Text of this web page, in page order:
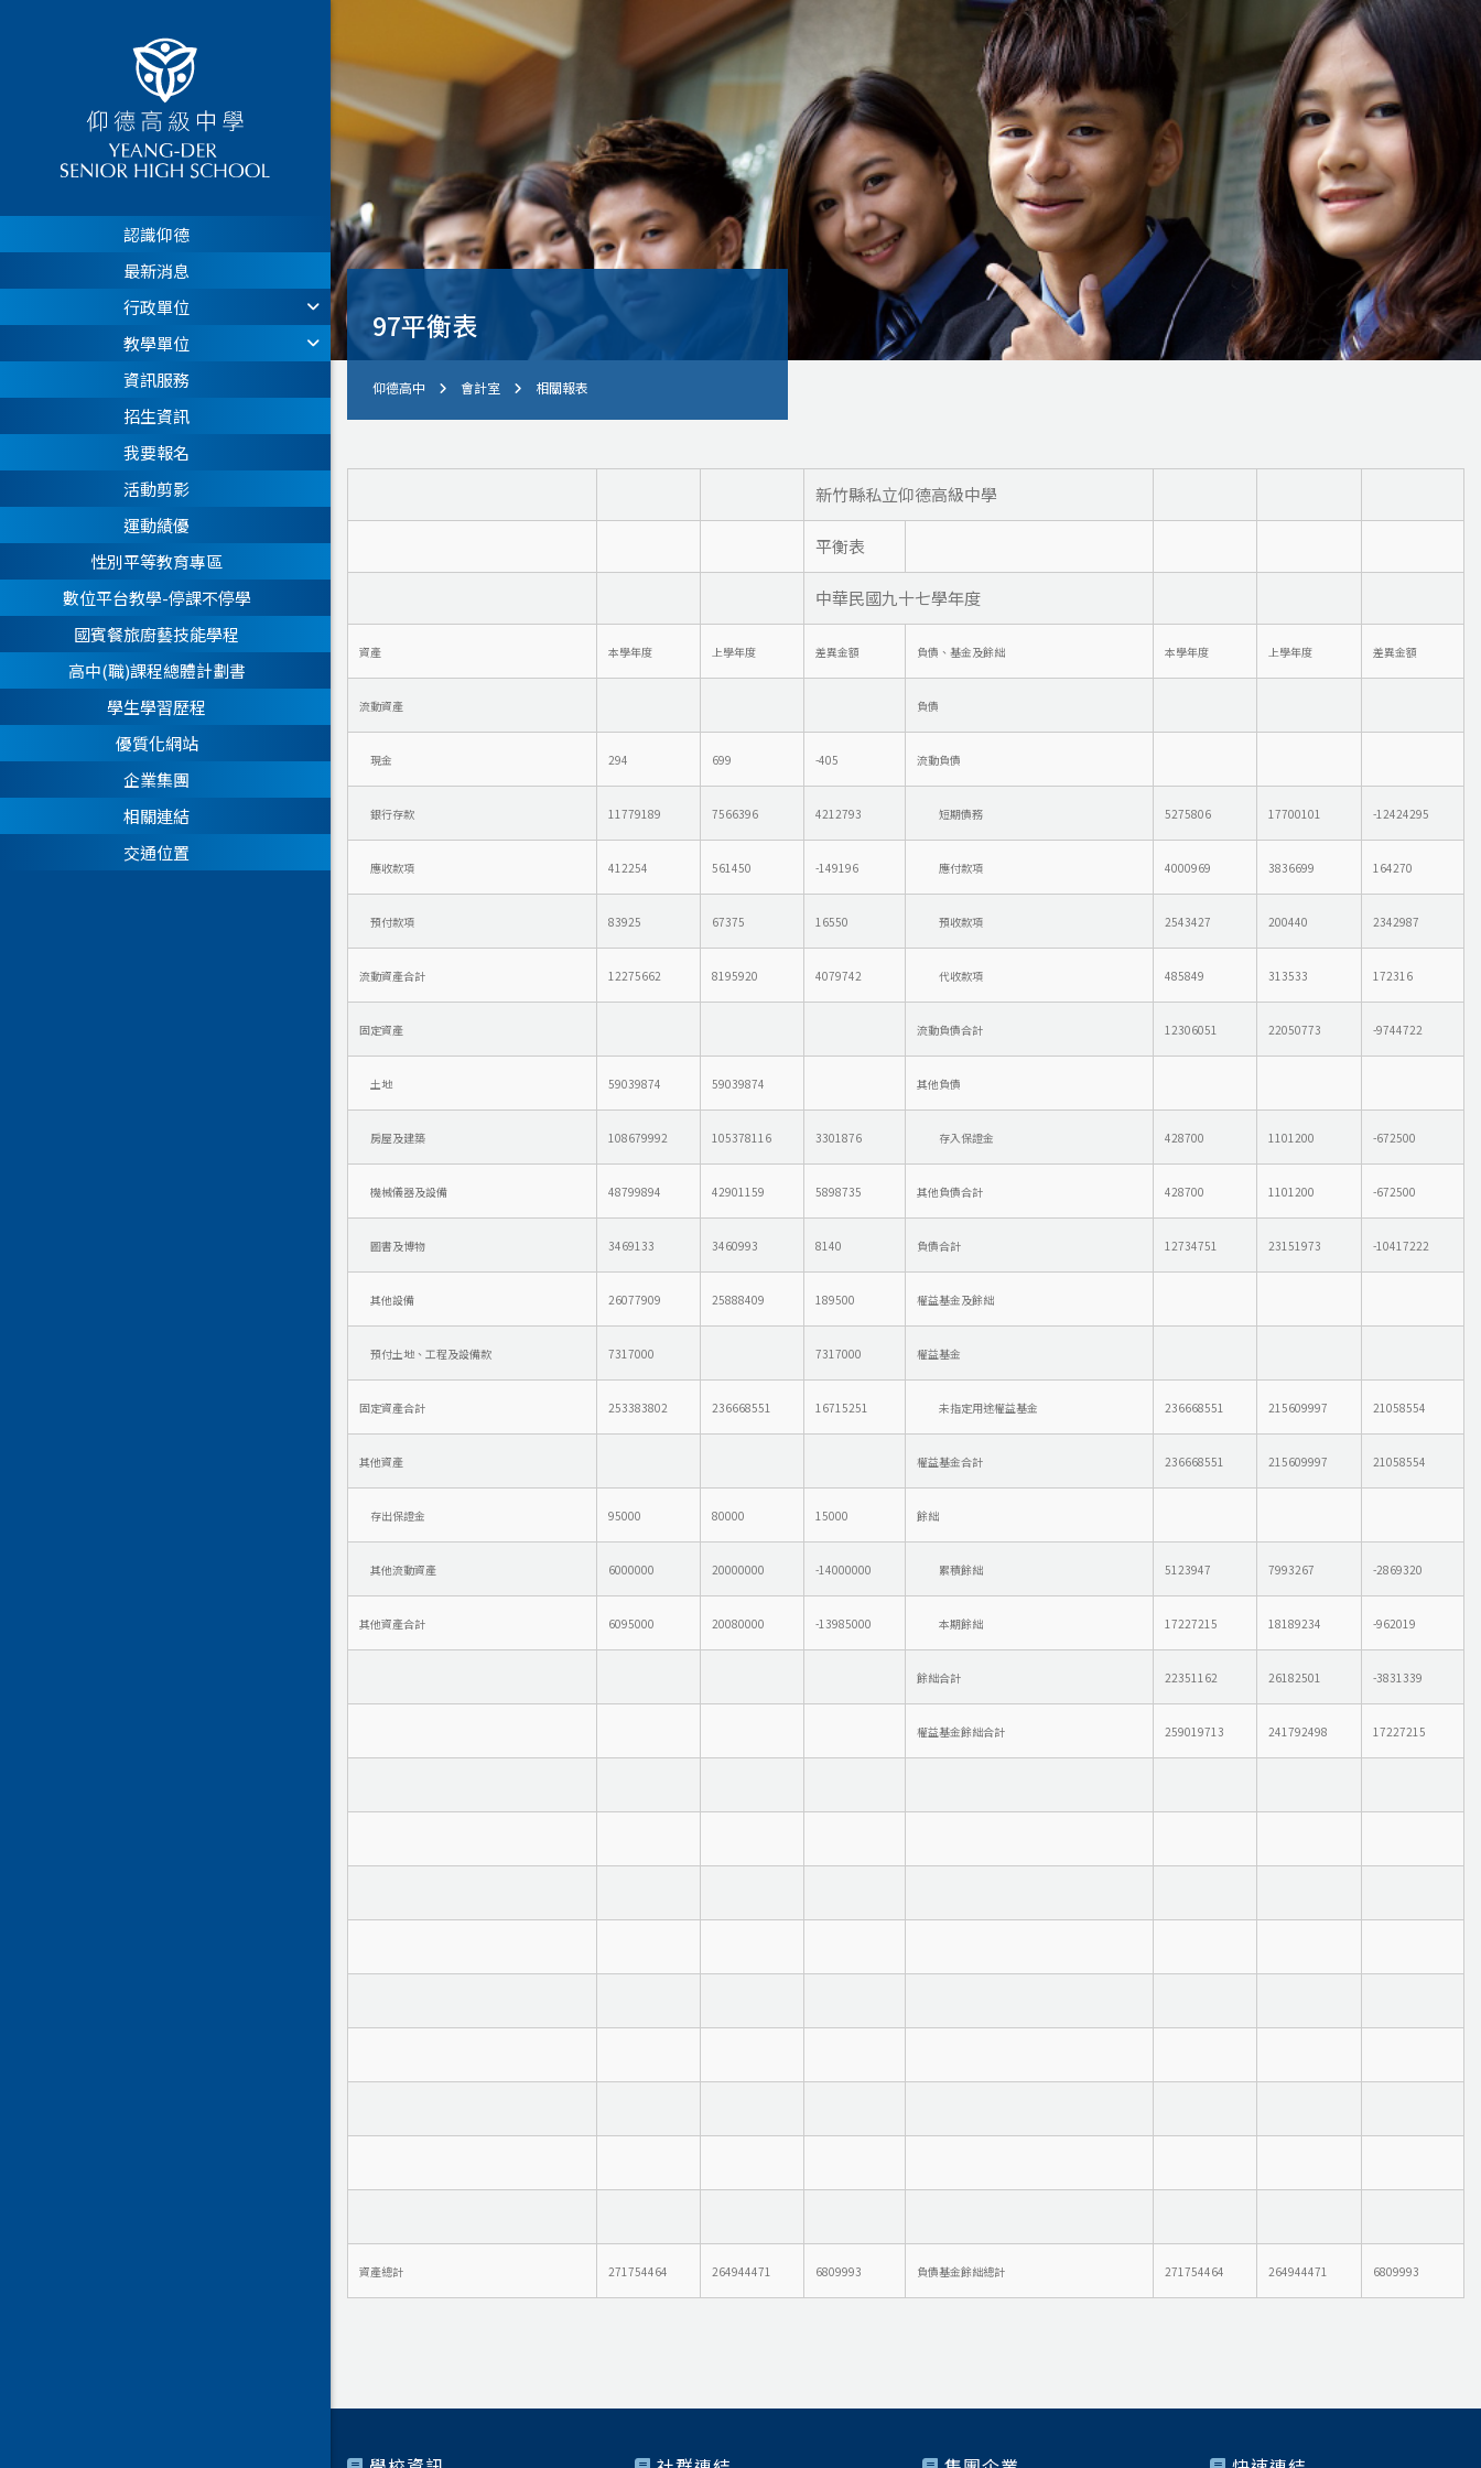
認識仰德
最新消息
行政單位
教學單位
資訊服務
招生資訊
我要報名
活動剪影
運動績優
性別平等教育專區
數位平台教學-停課不停學
國賓餐旅廚藝技能學程
高中(職)課程總體計劃書
學生學習歷程
優質化網站
企業集團
相關連結
交通位置
97平衡表
仰德高中 會計室 相關報表
新竹縣私立仰德高級中學
平衡表
中華民國九十七學年度
資產 本學年度 上學年度 差異金額 負債、基金及餘絀 本學年度 上學年度 差異金額
流動資產 負債
現金 294 699 -405 流動負債
銀行存款 11779189 7566396 4212793 短期債務 5275806 17700101 -12424295
應收款項 412254 561450 -149196 應付款項 4000969 3836699 164270
預付款項 83925 67375 16550 預收款項 2543427 200440 2342987
流動資產合計 12275662 8195920 4079742 代收款項 485849 313533 172316
固定資產 流動負債合計 12306051 22050773 -9744722
土地 59039874 59039874 其他負債
房屋及建築 108679992 105378116 3301876 存入保證金 428700 1101200 -672500
機械儀器及設備 48799894 42901159 5898735 其他負債合計 428700 1101200 -672500
圖書及博物 3469133 3460993 8140 負債合計 12734751 23151973 -10417222
其他設備 26077909 25888409 189500 權益基金及餘絀
預付土地、工程及設備款 7317000 7317000 權益基金
固定資產合計 253383802 236668551 16715251 未指定用途權益基金 236668551 215609997 21058554
其他資產 權益基金合計 236668551 215609997 21058554
存出保證金 95000 80000 15000 餘絀
其他流動資產 6000000 20000000 -14000000 累積餘絀 5123947 7993267 -2869320
其他資產合計 6095000 20080000 -13985000 本期餘絀 17227215 18189234 -962019
餘絀合計 22351162 26182501 -3831339
權益基金餘絀合計 259019713 241792498 17227215
資產總計 271754464 264944471 6809993 負債基金餘絀總計 271754464 264944471 6809993